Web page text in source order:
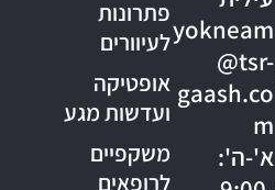
yokneam
@tsr-
gaash.co
m
א'-ה':
פתרונות
לעיוורים
אופטיקה
ועדשות מגע
משקפיים
לרופאים